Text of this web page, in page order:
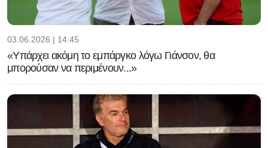
03.06.2026 | 14:45
«Υπάρχει ακόμη το εμπάργκο λόγω Γιάνσον, θα
μπορούσαν να περιμένουν...»